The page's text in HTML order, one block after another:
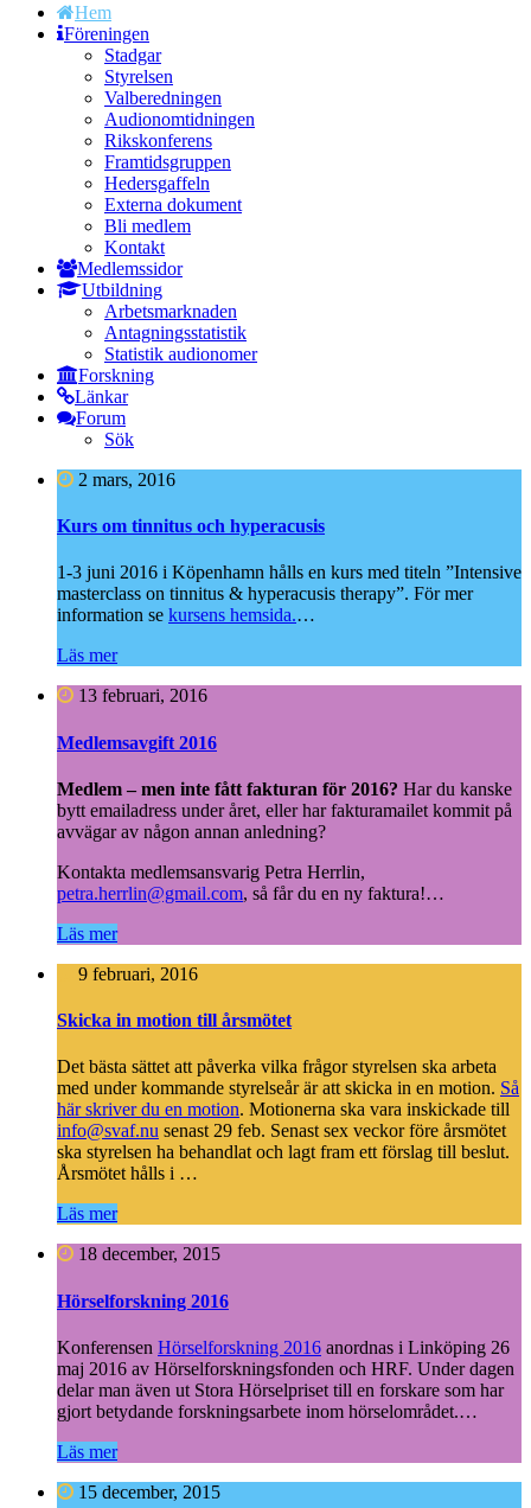
Hem
Föreningen
Stadgar
Styrelsen
Valberedningen
Audionomtidningen
Rikskonferens
Framtidsgruppen
Hedersgaffeln
Externa dokument
Bli medlem
Kontakt
Medlemssidor
Utbildning
Arbetsmarknaden
Antagningsstatistik
Statistik audionomer
Forskning
Länkar
Forum
Sök
2 mars, 2016
Kurs om tinnitus och hyperacusis
1-3 juni 2016 i Köpenhamn hålls en kurs med titeln ”Intensive
masterclass on tinnitus & hyperacusis therapy”. För mer
information se kursens hemsida.…
Läs mer
13 februari, 2016
Medlemsavgift 2016
Medlem – men inte fått fakturan för 2016? Har du kanske
bytt emailadress under året, eller har fakturamailet kommit på
avvägar av någon annan anledning?
Kontakta medlemsansvarig Petra Herrlin,
petra.herrlin@gmail.com, så får du en ny faktura!…
Läs mer
9 februari, 2016
Skicka in motion till årsmötet
Det bästa sättet att påverka vilka frågor styrelsen ska arbeta
med under kommande styrelseår är att skicka in en motion. Så
här skriver du en motion. Motionerna ska vara inskickade till
info@svaf.nu senast 29 feb. Senast sex veckor före årsmötet
ska styrelsen ha behandlat och lagt fram ett förslag till beslut.
Årsmötet hålls i …
Läs mer
18 december, 2015
Hörselforskning 2016
Konferensen Hörselforskning 2016 anordnas i Linköping 26
maj 2016 av Hörselforskningsfonden och HRF. Under dagen
delar man även ut Stora Hörselpriset till en forskare som har
gjort betydande forskningsarbete inom hörselområdet.…
Läs mer
15 december, 2015